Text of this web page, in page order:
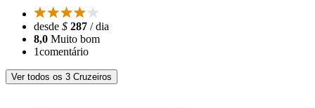
desde $ 287 / dia
8,0 Muito bom
1comentário
Ver todos os 3 Cruzeiros